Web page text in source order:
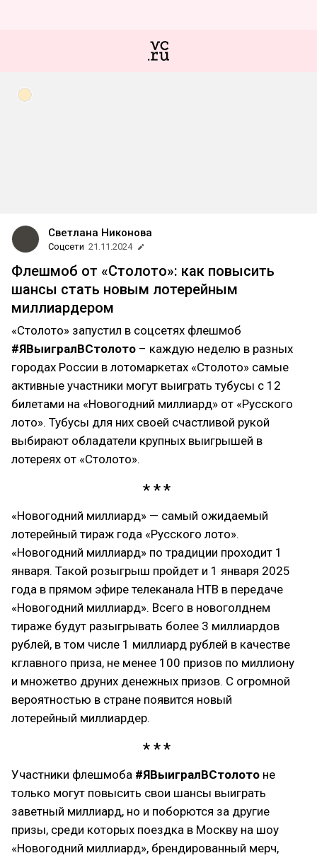
Светлана Никонова
Соцсети 21.11.2024
Флешмоб от «Столото»: как повысить
шансы стать новым лотерейным
миллиардером
«Столото» запустил в соцсетях флешмоб
#ЯВыигралВСтолото – каждую неделю в разных
городах России в лотомаркетах «Столото» самые
активные участники могут выиграть тубусы с 12
билетами на «Новогодний миллиард» от «Русского
лото». Тубусы для них своей счастливой рукой
выбирают обладатели крупных выигрышей в
лотереях от «Столото».
«Новогодний миллиард» — самый ожидаемый
лотерейный тираж года «Русского лото».
«Новогодний миллиард» по традиции проходит 1
января. Такой розыгрыш пройдет и 1 января 2025
года в прямом эфире телеканала НТВ в передаче
«Новогодний миллиард». Всего в новоголднем
тираже будут разыгрывать более 3 миллиардов
рублей, в том числе 1 миллиард рублей в качестве
кглавного приза, не менее 100 призов по миллиону
и множетво друних денежных призов. С огромной
вероятностью в стране появится новый
лотерейный миллиардер.
Участники флешмоба #ЯВыигралВСтолото не
только могут повысить свои шансы выиграть
заветный миллиард, но и поборются за другие
призы, среди которых поездка в Москву на шоу
«Новогодний миллиард», брендированный мерч,